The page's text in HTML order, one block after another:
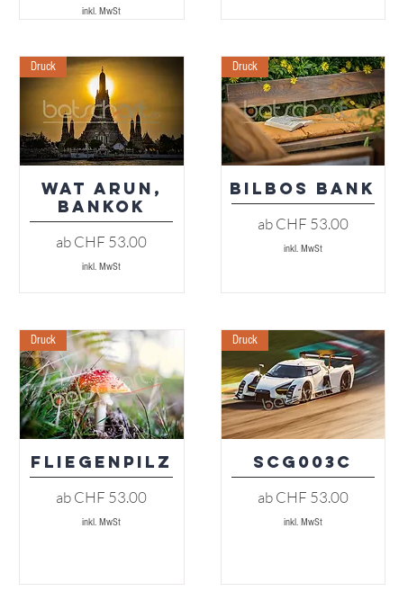
inkl. MwSt
Schnellansicht
Druck
Wat Arun,
Bankok
abCHF 53.00
Sale-Preis
inkl. MwSt
Schnellansicht
Druck
Bilbos Bank
abCHF 53.00
Sale-Preis
inkl. MwSt
Schnellansicht
Druck
Fliegenpilz
abCHF 53.00
Sale-Preis
inkl. MwSt
Schnellansicht
Druck
SCG003C
abCHF 53.00
Sale-Preis
inkl. MwSt